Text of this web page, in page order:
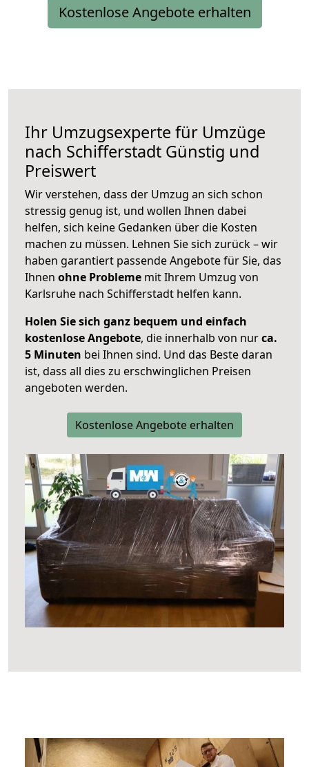
Kostenlose Angebote erhalten
Ihr Umzugsexperte für Umzüge
nach Schifferstadt Günstig und
Preiswert
Wir verstehen, dass der Umzug an sich schon
stressig genug ist, und wollen Ihnen dabei
helfen, sich keine Gedanken über die Kosten
machen zu müssen. Lehnen Sie sich zurück – wir
haben garantiert passende Angebote für Sie, das
Ihnen ohne Probleme mit Ihrem Umzug von
Karlsruhe nach Schifferstadt helfen kann.
Holen Sie sich ganz bequem und einfach
kostenlose Angebote, die innerhalb von nurca.
5 Minuten bei Ihnen sind. Und das Beste daran
ist, dass all dies zu erschwinglichen Preisen
angeboten werden.
Kostenlose Angebote erhalten